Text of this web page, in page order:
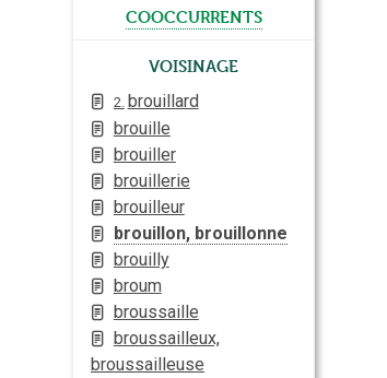
cooccurrents
Voisinage
2. brouillard
brouille
brouiller
brouillerie
brouilleur
brouillon, brouillonne
brouilly
broum
broussaille
broussailleux,
broussailleuse